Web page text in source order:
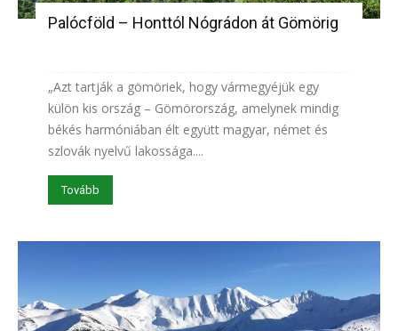
Palócföld – Honttól Nógrádon át Gömörig
„Azt tartják a gömöriek, hogy vármegyéjük egy
külön kis ország – Gömörország, amelynek mindig
békés harmóniában élt együtt magyar, német és
szlovák nyelvű lakossága....
Tovább